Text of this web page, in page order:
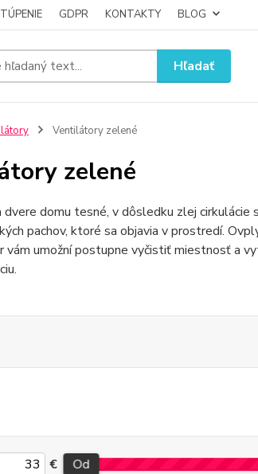
GDPR KONTAKTY BLOG
Hľadať
Ventilátory zelené
zelené
dvere domu tesné, v dôsledku zlej
pachov, ktoré sa objavia v prostredí.
vám umožní postupne vyčistiť miestnosť a
€ Od